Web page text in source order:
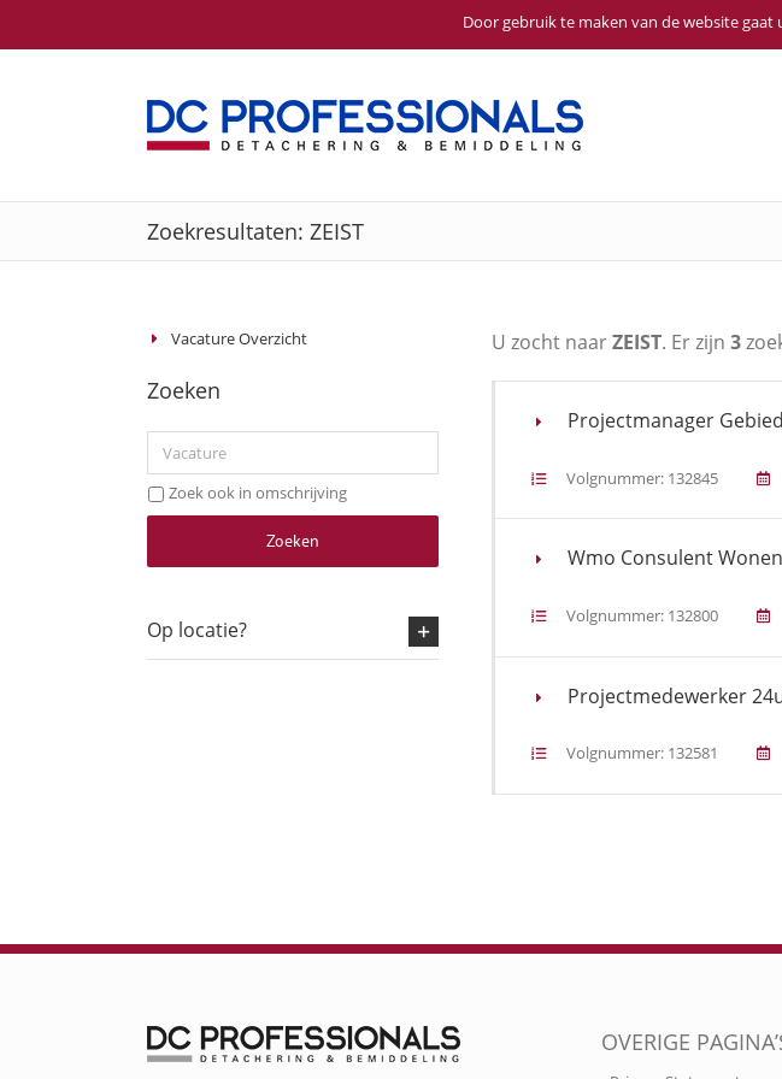
Door gebruik te maken van de website gaat
Ga
Zoekresultaten: ZEIST
Vacature Overzicht
Zoeken
Zoek ook in omschrijving
Zoeken
Op locatie?
U zocht naarZEIST. Er zijn 3
Projectmanager
Volgnummer: 132845
Wmo Consulent
Volgnummer: 132800
Projectmedewerker
Volgnummer: 132581
OVERIGE